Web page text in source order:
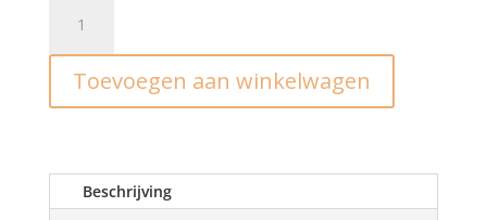
diagonal
lines
zwart/wit-
S
Toevoegen aan winkelwagen
Beschrijving